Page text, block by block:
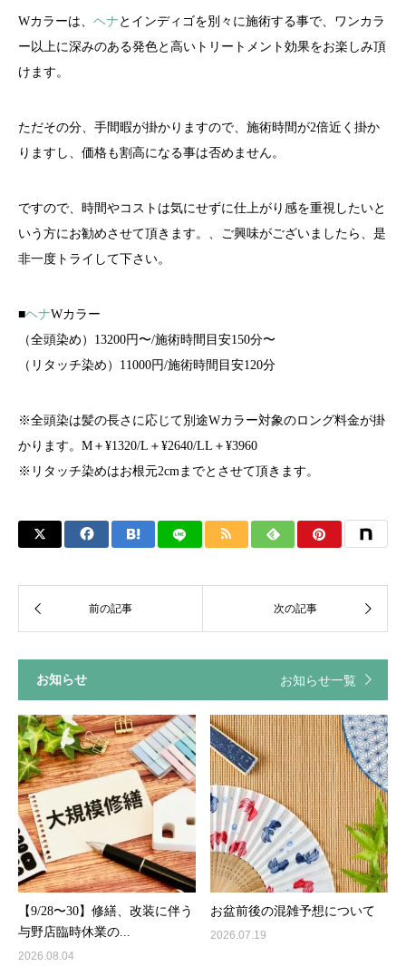
Wカラーは、 ヘナ とインディゴを別々に施術する事で、ワンカラ
ー以上に深みのある発色と高いトリートメント効果をお楽しみ頂
けます。
ただその分、手間暇が掛かりますので、施術時間が2倍近く掛か
りますし、価格も割高になる事は否めません。
ですので、時間やコストは気にせずに仕上がり感を重視したいと
いう方にお勧めさせて頂きます。、ご興味がございましたら、是
非一度トライして下さい。
■ヘナWカラー
（全頭染め）13200円〜/施術時間目安150分〜
（リタッチ染め）11000円/施術時間目安120分
※全頭染は髪の長さに応じて別途Wカラー対象のロング料金が掛
かります。M＋¥1320/L＋¥2640/LL＋¥3960
※リタッチ染めはお根元2cmまでとさせて頂きます。
お知らせ お知らせ一覧
【9/28〜30】修繕、改装に伴う
与野店臨時休業の...
2026.08.04
お盆前後の混雑予想について
2026.07.19